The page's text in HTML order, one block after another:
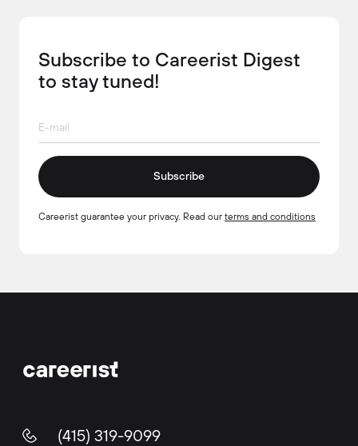
Subscribe to Careerist Digest
to stay tuned!
Subscribe
Careerist guarantee your privacy. Read our terms and conditions
(415) 319-9099